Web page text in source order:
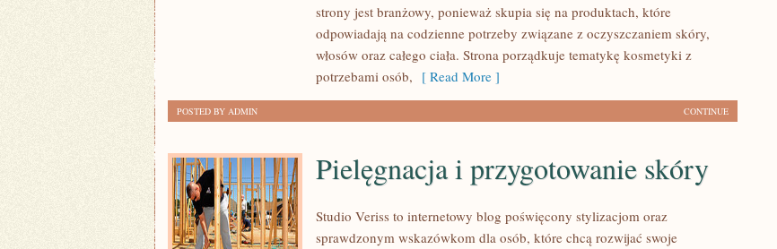
strony jest branżowy, ponieważ skupia się na produktach, które
odpowiadają na codzienne potrzeby związane z oczyszczaniem skóry,
włosów oraz całego ciała. Strona porządkuje tematykę kosmetyki z
potrzebami osób, [ Read More ]
CONTINUE
POSTED BY ADMIN
Pielęgnacja i przygotowanie skóry
Studio Veriss to internetowy blog poświęcony stylizacjom oraz
sprawdzonym wskazówkom dla osób, które chcą rozwijać swoje